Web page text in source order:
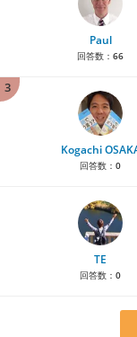
Paul
回答数： 66
3
Kogachi
回答数： 0
TE
回答数： 0